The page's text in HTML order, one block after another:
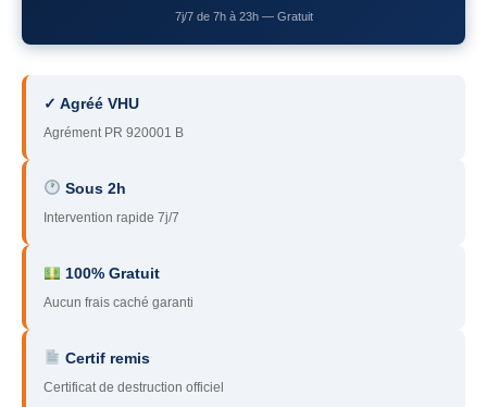
78– Yvelines
93– Seine-Saint-Denis
95– Val d’Oise
91 – Essonne
89– Yonne
60 – Oise
51– Marne
7j/7 de 7h à 23h — Gratuit
✓ Agréé VHU
Agrément PR 920001 B
Sous 2h
Intervention rapide 7j/7
100% Gratuit
Aucun frais caché garanti
Certif remis
Certificat de destruction officiel